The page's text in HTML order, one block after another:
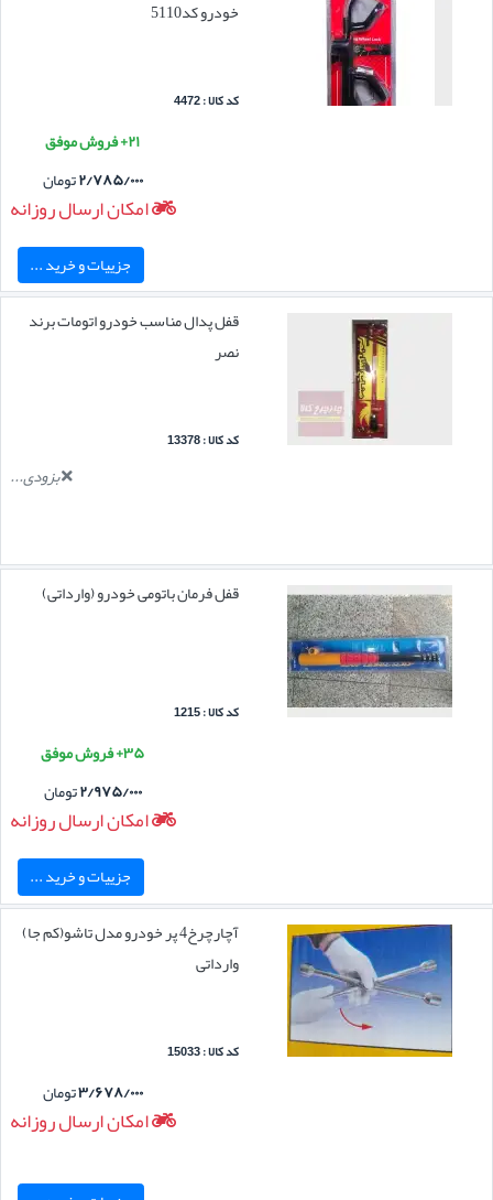
خودرو کد5110
کد کالا : 4472
۲۱+ فروش موفق
۲/۷۸۵/۰۰۰تومان
امکان ارسال روزانه
جزییات و خرید ...
قفل پدال مناسب خودرو اتومات برند
نصر
کد کالا : 13378
بزودی...
قفل فرمان باتومی خودرو (وارداتی)
کد کالا : 1215
۳۵+ فروش موفق
۲/۹۷۵/۰۰۰تومان
امکان ارسال روزانه
جزییات و خرید ...
آچارچرخ4 پر خودرو مدل تاشو(کم جا)
وارداتی
کد کالا : 15033
۳/۶۷۸/۰۰۰تومان
امکان ارسال روزانه